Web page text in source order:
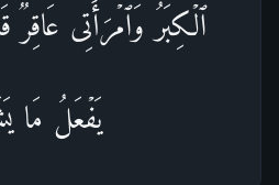
ٱلۡكِبَرُ وَٱمۡرَأَتِی
یَفۡعَلُ مَا